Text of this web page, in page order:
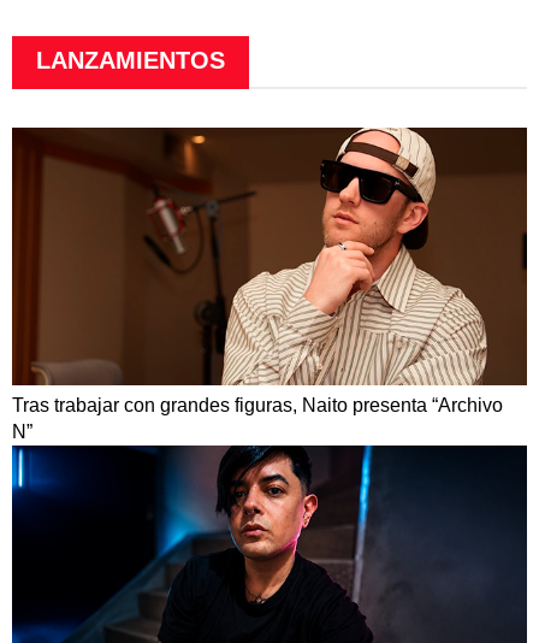
LANZAMIENTOS
Tras trabajar con grandes figuras, Naito presenta “Archivo
N”